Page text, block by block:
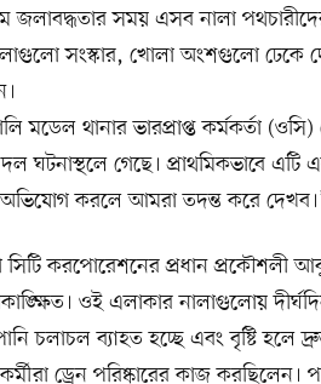
জলাবদ্ধতার সময় এসব নালা
সংস্কার, খোলা অংশগুলো ঢেকে
মডেল থানার ভারপ্রাপ্ত কর্মকর্তা
ঘটনাস্থলে গেছে। প্রাথমিকভাবে এটি
করলে আমরা তদন্ত করে
সিটি করপোরেশনের প্রধান প্রকৌশলী
ওই এলাকার নালাগুলোয়
চলাচল ব্যাহত হচ্ছে এবং বৃষ্টি হলে
ড্রেন পরিষ্কারের কাজ করছিলেন।